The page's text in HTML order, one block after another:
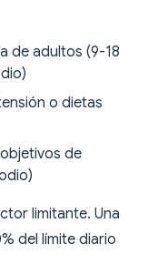
de adultos (9-18
o dietas
de
limitante. Una
del límite diario